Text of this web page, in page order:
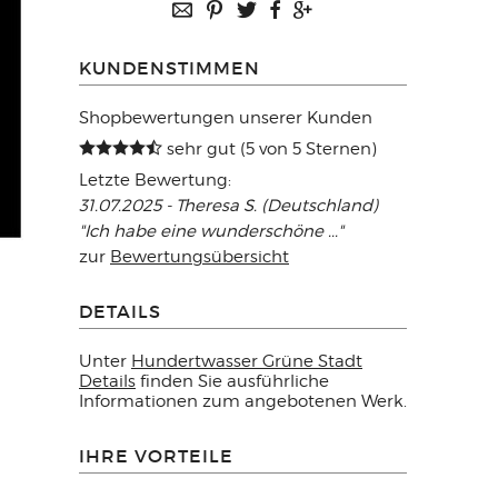
KUNDENSTIMMEN
Shopbewertungen unserer Kunden
sehr gut (5 von 5 Sternen)
Letzte Bewertung:
31.07.2025 - Theresa S. (Deutschland)
"Ich habe eine wunderschöne ..."
zur Bewertungsübersicht
DETAILS
Unter Hundertwasser Grüne Stadt
Details finden Sie ausführliche
Informationen zum angebotenen Werk.
IHRE VORTEILE